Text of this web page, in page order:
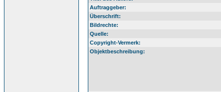
Auftraggeber:
Überschrift:
Bildrechte:
Quelle:
Copyright-Vermerk:
Objektbeschreibung: